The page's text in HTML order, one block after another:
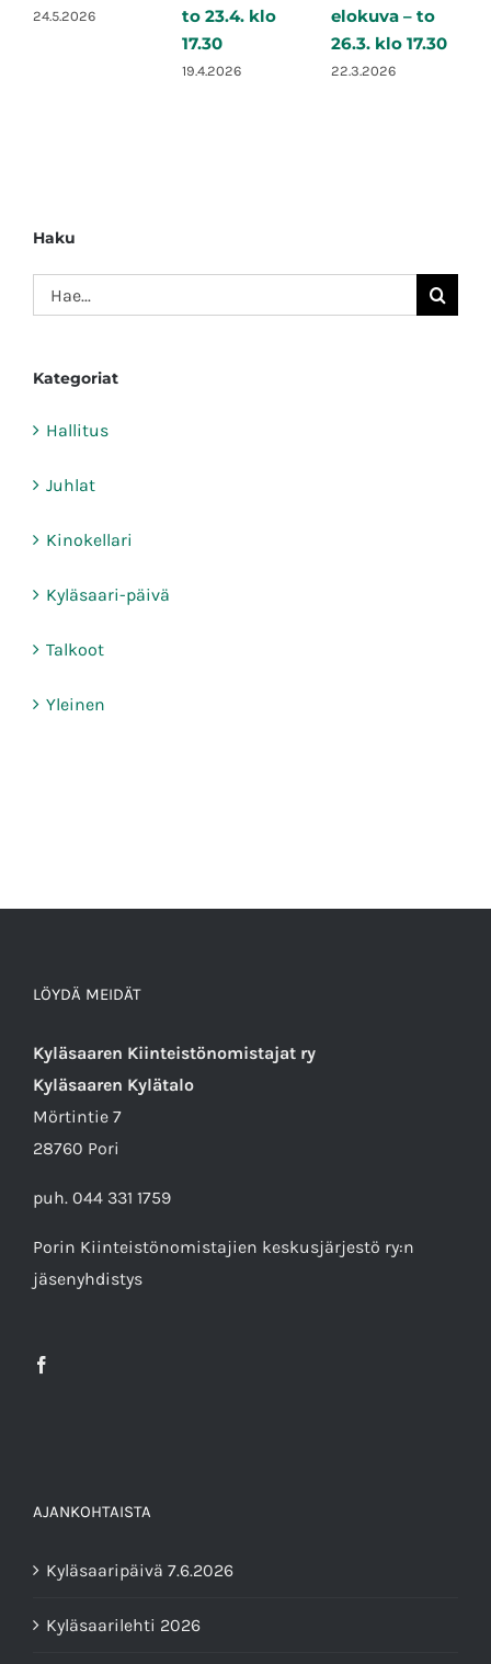
24.5.2026
to 23.4. klo
17.30
19.4.2026
elokuva – to
26.3. klo 17.30
22.3.2026
Haku
Etsi
...
Kategoriat
Hallitus
Juhlat
Kinokellari
Kyläsaari-päivä
Talkoot
Yleinen
LÖYDÄ MEIDÄT
Kyläsaaren Kiinteistönomistajat ry
Kyläsaaren Kylätalo
Mörtintie 7
28760 Pori
puh. 044 331 1759
Porin Kiinteistönomistajien keskusjärjestö ry:n
jäsenyhdistys
AJANKOHTAISTA
Kyläsaaripäivä 7.6.2026
Kyläsaarilehti 2026